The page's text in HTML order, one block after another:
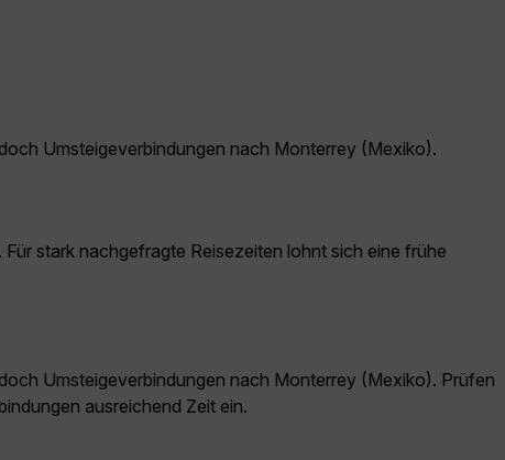
Umsteigeverbindungen nach Monterrey (Mexiko).
stark nachgefragte Reisezeiten lohnt sich eine frühe
Umsteigeverbindungen nach Monterrey (Mexiko). Prüfen
ausreichend Zeit ein.